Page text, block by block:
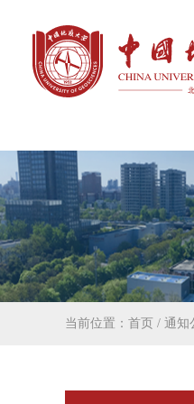
当前位置： 首页 / 通知